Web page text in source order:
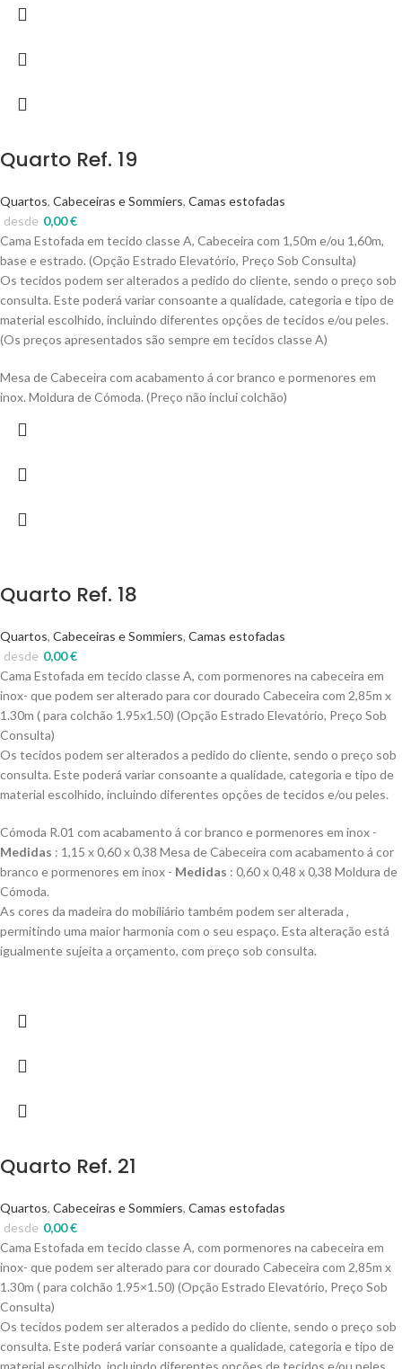
Quarto Ref. 19
Quartos, Cabeceiras e Sommiers, Camas estofadas
0,00€
desde
Cama Estofada em tecido classe A, Cabeceira com 1,50m e/ou 1,60m,
base e estrado. (Opção Estrado Elevatório, Preço Sob Consulta)
Os tecidos podem ser alterados a pedido do cliente, sendo o preço sob
consulta. Este poderá variar consoante a qualidade, categoria e tipo de
material escolhido, incluindo diferentes opções de tecidos e/ou peles.
(Os preços apresentados são sempre em tecidos classe A)
Mesa de Cabeceira com acabamento á cor branco e pormenores em
inox. Moldura de Cómoda. (Preço não inclui colchão)
Quarto Ref. 18
Quartos, Cabeceiras e Sommiers, Camas estofadas
0,00€
desde
Cama Estofada em tecido classe A, com pormenores na cabeceira em
inox- que podem ser alterado para cor dourado Cabeceira com 2,85m x
1.30m ( para colchão 1.95x1.50) (Opção Estrado Elevatório, Preço Sob
Consulta)
Os tecidos podem ser alterados a pedido do cliente, sendo o preço sob
consulta. Este poderá variar consoante a qualidade, categoria e tipo de
material escolhido, incluindo diferentes opções de tecidos e/ou peles.
Cómoda R.01 com acabamento á cor branco e pormenores em inox -
Medidas : 1,15 x 0,60 x 0,38 Mesa de Cabeceira com acabamento á cor
branco e pormenores em inox - Medidas : 0,60 x 0,48 x 0,38 Moldura de
Cómoda.
As cores da madeira do mobiliário também podem ser alterada ,
permitindo uma maior harmonia com o seu espaço. Esta alteração está
igualmente sujeita a orçamento, com preço sob consulta.
Quarto Ref. 21
Quartos, Cabeceiras e Sommiers, Camas estofadas
0,00€
desde
Cama Estofada em tecido classe A, com pormenores na cabeceira em
inox- que podem ser alterado para cor dourado Cabeceira com 2,85m x
1.30m ( para colchão 1.95×1.50) (Opção Estrado Elevatório, Preço Sob
Consulta)
Os tecidos podem ser alterados a pedido do cliente, sendo o preço sob
consulta. Este poderá variar consoante a qualidade, categoria e tipo de